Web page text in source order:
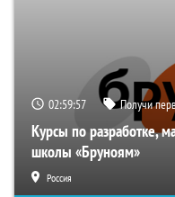
02:59:57 Получи
Курсы по разработке,
школы «Бруноям»
Россия